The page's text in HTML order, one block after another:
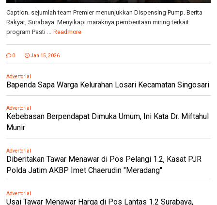
Caption. sejumlah team Premier menunjukkan Dispensing Pump. Berita
Rakyat, Surabaya. Menyikapi maraknya pemberitaan miring terkait
program Pasti ... Readmore
0 Jan 15, 2026
Advertorial
Bapenda Sapa Warga Kelurahan Losari Kecamatan Singosari
Advertorial
Kebebasan Berpendapat Dimuka Umum, Ini Kata Dr. Miftahul
Munir
Advertorial
Diberitakan Tawar Menawar di Pos Pelangi 1.2, Kasat PJR
Polda Jatim AKBP Imet Chaerudin "Meradang"
Advertorial
Usai Tawar Menawar Harga di Pos Lantas 1.2 Surabaya,